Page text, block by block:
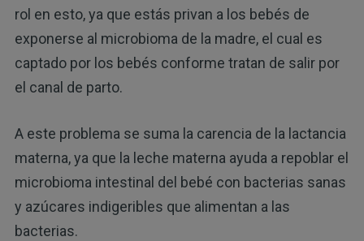
rol en esto, ya que estás privan a los bebés de
exponerse al microbioma de la madre, el cual es
captado por los bebés conforme tratan de salir por
el canal de parto.
A este problema se suma la carencia de la lactancia
materna, ya que la leche materna ayuda a repoblar el
microbioma intestinal del bebé con bacterias sanas
y azúcares indigeribles que alimentan a las
bacterias.